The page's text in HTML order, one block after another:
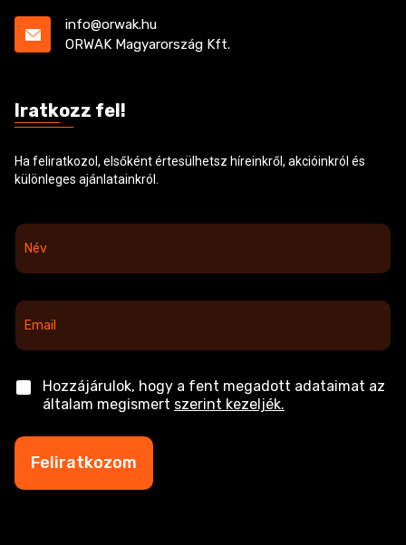
info@orwak.hu
ORWAK Magyarország Kft.
Iratkozz fel!
Ha feliratkozol, elsőként értesülhetsz híreinkről, akcióinkról és
különleges ajánlatainkról.
N
v
E
m
a
l
*
C
c
o
Hozzájárulok, hogy a fent megadott adataimat az
általam megismert szerint kezeljék.
Feliratkozom